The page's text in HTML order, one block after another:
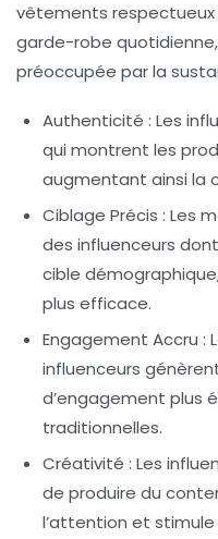
vêtements respectueux
garde-robe
préoccupée par la
Authenticité : Les
qui montrent les
augmentant ainsi la
Ciblage Précis : Les
des influenceurs
cible
plus efficace.
Engagement Accru :
influenceurs
d’engagement plus
traditionnelles.
Créativité : Les
de produire du
l’attention et